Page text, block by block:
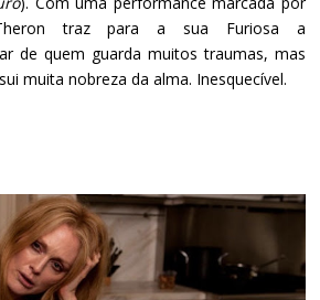
traz para a sua Furiosa a
de quem guarda muitos traumas, mas
muita nobreza da alma. Inesquecível.